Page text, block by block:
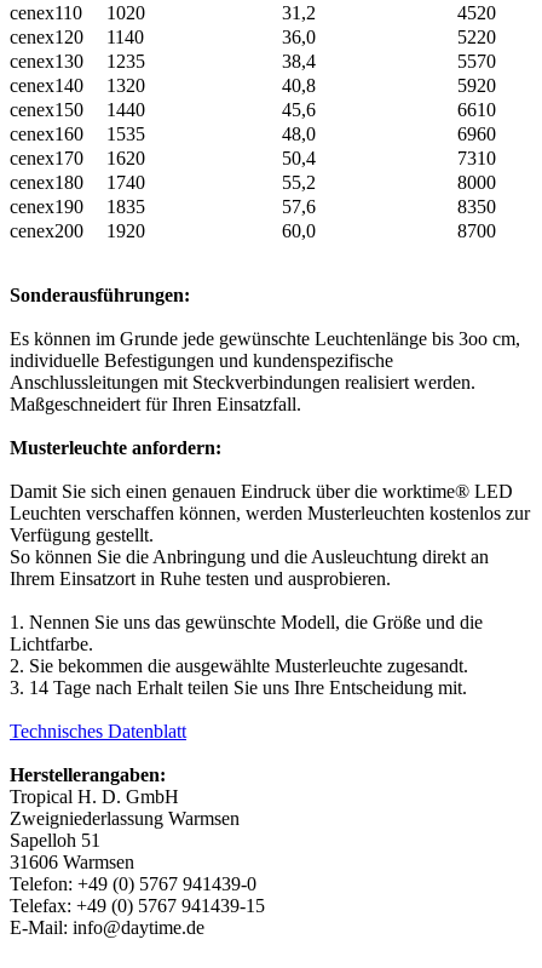
cenex110 1020 31,2
4520
cenex120
1140 36,0
5220
cenex130
1235 38,4
5570
cenex140
1320 40,8
5920
cenex150
1440 45,6
6610
cenex160
1535 48,0
6960
cenex170
1620 50,4
7310
cenex180
1740 55,2
8000
cenex190
1835 57,6
8350
cenex200
1920 60,0 8700
Sonderausführungen:
Es können im Grunde jede gewünschte Leuchtenlänge bis 3oo cm,
individuelle Befestigungen und kundenspezifische
Anschlussleitungen mit Steckverbindungen realisiert werden.
Maßgeschneidert für Ihren Einsatzfall.
Musterleuchte anfordern:
Damit Sie sich einen genauen Eindruck über die worktime® LED
Leuchten verschaffen können, werden Musterleuchten kostenlos zur
Verfügung gestellt.
So können Sie die Anbringung und die Ausleuchtung direkt an
Ihrem Einsatzort in Ruhe testen und ausprobieren.
1. Nennen Sie uns das gewünschte Modell, die Größe und die
Lichtfarbe.
2. Sie bekommen die ausgewählte Musterleuchte zugesandt.
3. 14 Tage nach Erhalt teilen Sie uns Ihre Entscheidung mit.
Technisches Datenblatt
Herstellerangaben:
Tropical H. D. GmbH
Zweigniederlassung Warmsen
Sapelloh 51
31606 Warmsen
Telefon: +49 (0) 5767 941439-0
Telefax: +49 (0) 5767 941439-15
E-Mail: info@daytime.de